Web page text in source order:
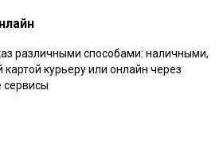
различными способами: наличными,
картой курьеру или онлайн через